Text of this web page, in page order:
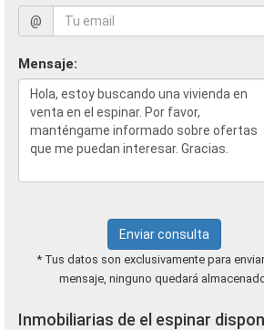
@
Mensaje:
Enviar consulta
* Tus datos son exclusivamente para
mensaje, ninguno quedará
Inmobiliarias de el espinar